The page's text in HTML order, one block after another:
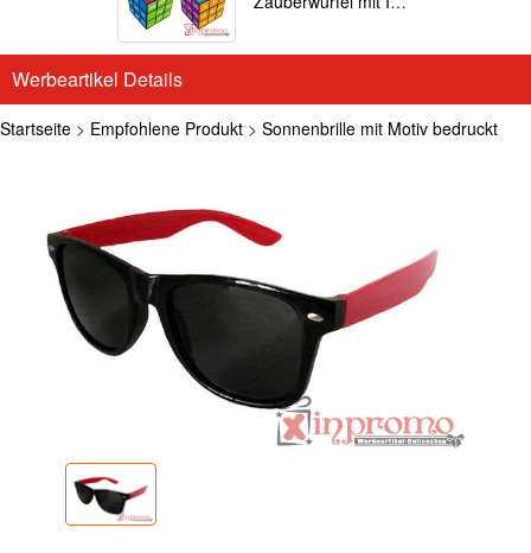
Werbeartikel Details
Startseite > Empfohlene Produkt > Sonnenbrille mit Motiv bedruckt